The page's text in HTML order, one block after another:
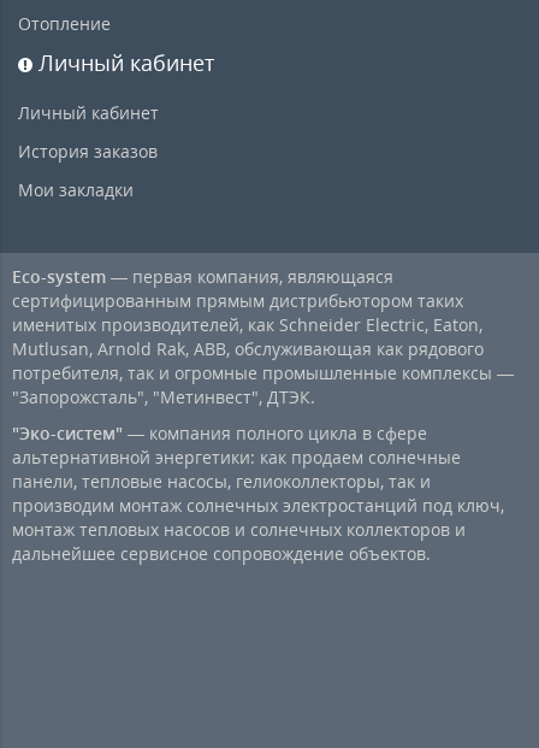
Отопление
Личный кабинет
Личный кабинет
История заказов
Мои закладки
Eco-system — первая компания, являющаяся
сертифицированным прямым дистрибьютором таких
именитых производителей, как Schneider Electric, Eaton,
Mutlusan, Arnold Rak, ABB, обслуживающая как рядового
потребителя, так и огромные промышленные комплексы —
"Запорожсталь", "Метинвест", ДТЭК.
"Эко-систем" — компания полного цикла в сфере
альтернативной энергетики: как продаем солнечные
панели, тепловые насосы, гелиоколлекторы, так и
производим монтаж солнечных электростанций под ключ,
монтаж тепловых насосов и солнечных коллекторов и
дальнейшее сервисное сопровождение объектов.